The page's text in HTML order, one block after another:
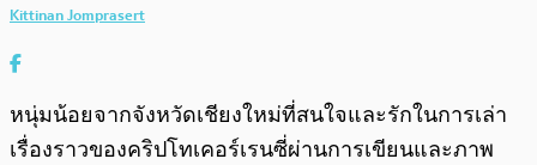
Kittinan Jomprasert
หนุ่มน้อยจากจังหวัดเชียงใหม่ที่สนใจและรักในการเล่า
เรื่องราวของคริปโทเคอร์เรนซี่ผ่านการเขียนและภาพ